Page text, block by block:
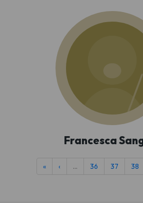
Francesca
« ‹ … 36 37 38